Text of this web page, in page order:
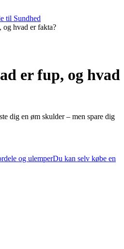
til Sundhed
og hvad er fakta?
er fup, og hvad
dig en øm skulder – men spare dig
og ulemperDu kan selv købe en